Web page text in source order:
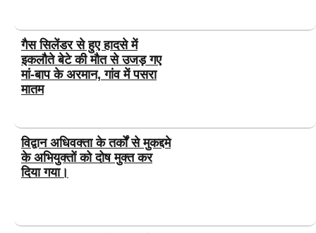
गैस सिलेंडर से हुए हादसे में
इकलौते बेटे की मौत से उजड़ गए
मां-बाप के अरमान, गांव में पसरा
मातम
विद्वान अधिवक्ता के तर्कों से मुकद्दमे
के अभियुक्तों को दोष मुक्त कर
दिया गया।